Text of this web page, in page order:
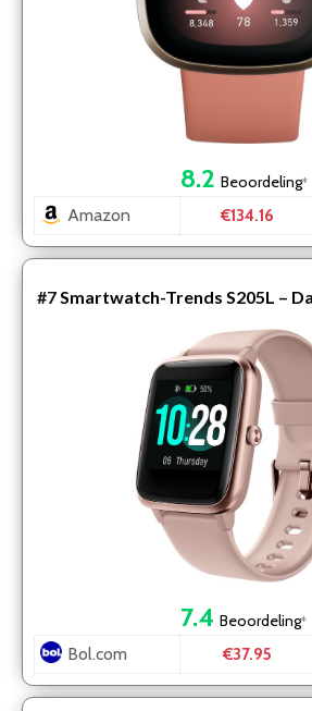
8.2 Beoordeling*
Amazon €134.16
#7Smartwatch-Trends S205L –
– Roze – Android – iOS
7.4 Beoordeling*
Bol.com €37.95